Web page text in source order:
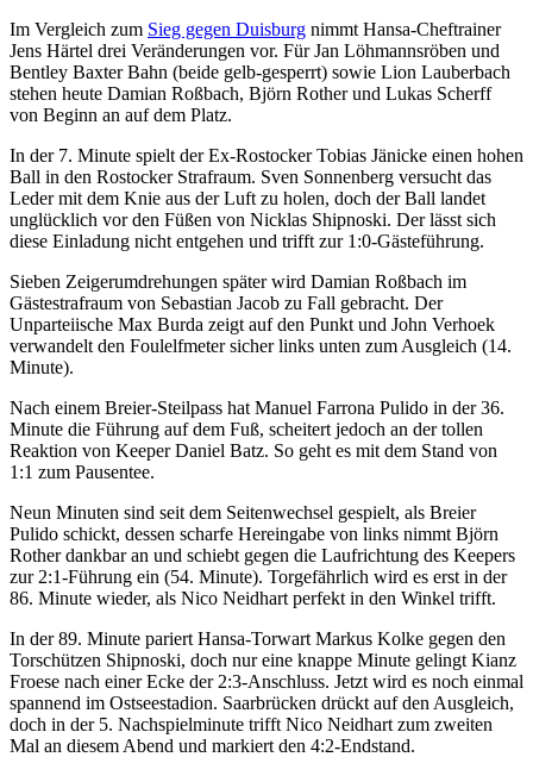
Im Vergleich zum Sieg gegen Duisburg nimmt Hansa-Cheftrainer
Jens Härtel drei Veränderungen vor. Für Jan Löhmannsröben und
Bentley Baxter Bahn (beide gelb-gesperrt) sowie Lion Lauberbach
stehen heute Damian Roßbach, Björn Rother und Lukas Scherff
von Beginn an auf dem Platz.
In der 7. Minute spielt der Ex-Rostocker Tobias Jänicke einen hohen
Ball in den Rostocker Strafraum. Sven Sonnenberg versucht das
Leder mit dem Knie aus der Luft zu holen, doch der Ball landet
unglücklich vor den Füßen von Nicklas Shipnoski. Der lässt sich
diese Einladung nicht entgehen und trifft zur 1:0-Gästeführung.
Sieben Zeigerumdrehungen später wird Damian Roßbach im
Gästestrafraum von Sebastian Jacob zu Fall gebracht. Der
Unparteiische Max Burda zeigt auf den Punkt und John Verhoek
verwandelt den Foulelfmeter sicher links unten zum Ausgleich (14.
Minute).
Nach einem Breier-Steilpass hat Manuel Farrona Pulido in der 36.
Minute die Führung auf dem Fuß, scheitert jedoch an der tollen
Reaktion von Keeper Daniel Batz. So geht es mit dem Stand von
1:1 zum Pausentee.
Neun Minuten sind seit dem Seitenwechsel gespielt, als Breier
Pulido schickt, dessen scharfe Hereingabe von links nimmt Björn
Rother dankbar an und schiebt gegen die Laufrichtung des Keepers
zur 2:1-Führung ein (54. Minute). Torgefährlich wird es erst in der
86. Minute wieder, als Nico Neidhart perfekt in den Winkel trifft.
In der 89. Minute pariert Hansa-Torwart Markus Kolke gegen den
Torschützen Shipnoski, doch nur eine knappe Minute gelingt Kianz
Froese nach einer Ecke der 2:3-Anschluss. Jetzt wird es noch einmal
spannend im Ostseestadion. Saarbrücken drückt auf den Ausgleich,
doch in der 5. Nachspielminute trifft Nico Neidhart zum zweiten
Mal an diesem Abend und markiert den 4:2-Endstand.